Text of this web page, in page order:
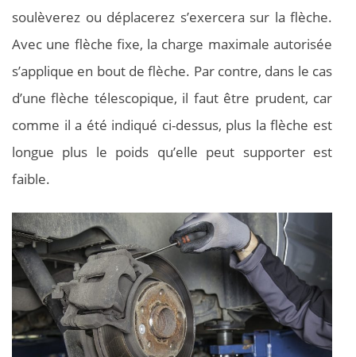
soulèverez ou déplacerez s’exercera sur la flèche.
Avec une flèche fixe, la charge maximale autorisée
s’applique en bout de flèche. Par contre, dans le cas
d’une flèche télescopique, il faut être prudent, car
comme il a été indiqué ci-dessus, plus la flèche est
longue plus le poids qu’elle peut supporter est
faible.